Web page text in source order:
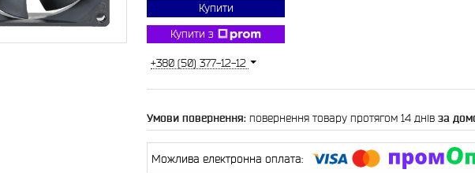
Купити
Купити з
+380 (50) 377-12-12
повернення товару протягом 14 днів за